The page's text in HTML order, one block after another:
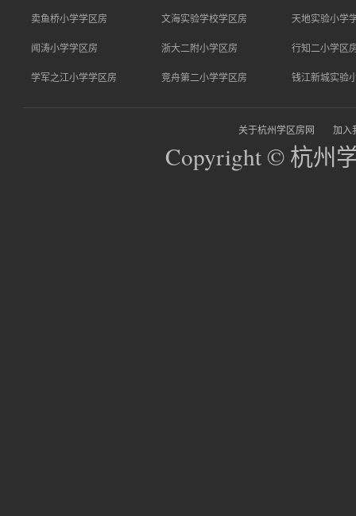
卖鱼桥小学学区房 文海实验学校学区房 天地实验小学
闻涛小学学区房 浙大二附小学区房 行知二小学区
学军之江小学学区房 竞舟第二小学学区房 钱江新城实验
关于杭州学区房网 加入
Copyright © 杭州